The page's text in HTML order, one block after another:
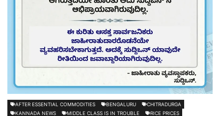
AFTER ESSENTIAL COMMODITIES BENGALURU
CHITRADURGA
KANNADA NEWS
MIDDLE CLASS IS IN TROUBLE
RICE PRICES